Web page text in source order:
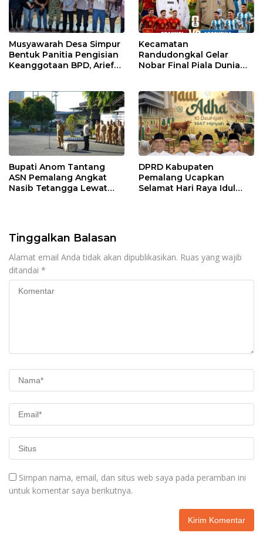
Musyawarah Desa Simpur
Bentuk Panitia Pengisian
Keanggotaan BPD, Arief
Kecamatan
Randudongkal Gelar
Nobar Final Piala Dunia
Bupati Anom Tantang
ASN Pemalang Angkat
Nasib Tetangga Lewat
DPRD Kabupaten
Pemalang Ucapkan
Selamat Hari Raya Idul
Tinggalkan Balasan
Alamat email Anda tidak akan dipublikasikan. Ruas yang wajib
ditandai *
Simpan nama, email, dan situs web saya pada peramban ini
untuk komentar saya berikutnya.